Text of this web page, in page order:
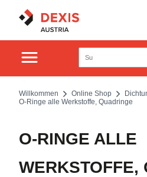
Willkommen Online Shop
O-Ringe alle Werkstoffe, Quadringe
O-RINGE ALLE
WERKSTOFFE,